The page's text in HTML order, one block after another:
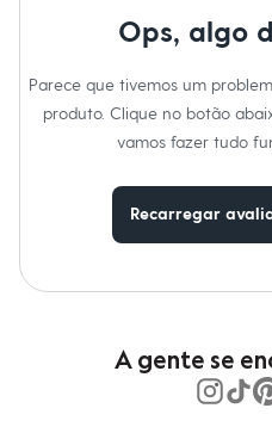
Roupas
Bermudas
Camisas
Casacos e Jaquetas
Bolsas e Mochilas
Chapéus e Bonés
Gênero: Feminino
Ops, algo
Parece que tivemos um
produto. Clique no botão
vamos fazer tudo
Recarregar
A gente se